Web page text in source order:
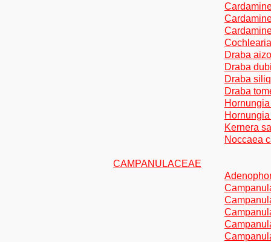
Draba
Draba
Draba
Draba
Kernera
Noccaea
CAMPANULACEAE